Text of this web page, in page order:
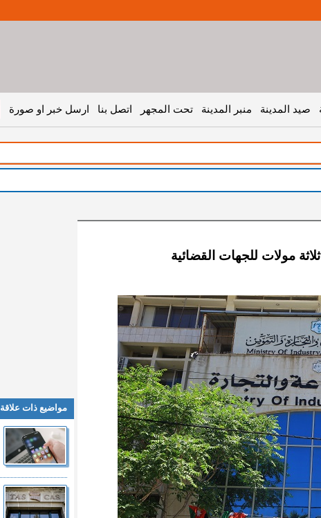
صيد المدينة منبر المدينة تحت المجهر اتصل بنا ارسل خبر او صورة
مولات للجهات القضائية
مواضيع ذات علاقة